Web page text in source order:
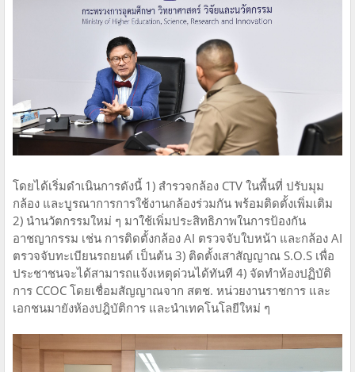
โดยได้เริ่มดำเนินการดังนี้ 1) สำรวจกล้อง CTV ในพื้นที่ ปรับมุม
กล้อง และบูรณาการการใช้งานกล้องร่วมกัน พร้อมติดตั้งเพิ่มเติม
2) นำนวัตกรรมใหม่ ๆ มาใช้เพิ่มประสิทธิภาพในการป้องกัน
อาชญากรรม เช่น การติดตั้งกล้อง AI ตรวจจับใบหน้า และกล้อง AI
ตรวจจับทะเบียนรถยนต์ เป็นต้น 3) ติดตั้งเสาสัญญาณ S.O.S เพื่อ
ประชาชนจะได้สามารถแจ้งเหตุด่วนได้ทันที 4) จัดทำห้องปฏิบัติ
การ CCOC โดยเชื่อมสัญญาณจาก สตช. หน่วยงานราชการ และ
เอกชนมายังห้องปฎิบัติการ และนำเทคโนโลยีใหม่ ๆ